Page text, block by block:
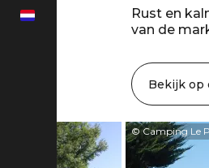
nl
Rust en
van de
Bekijk op
© Camping Le